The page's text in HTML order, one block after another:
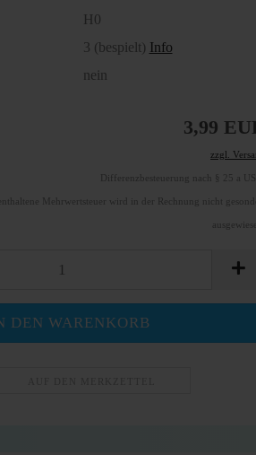
H0
3 (bespielt) Info
nein
3,99
zzgl.
Differenzbesteuerung nach § 25 a
Mehrwertsteuer wird in der Rechnung nicht